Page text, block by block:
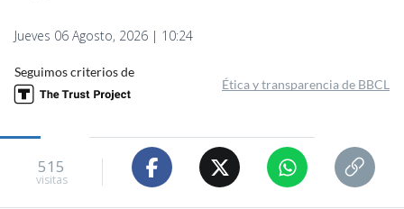
Jueves 06 Agosto, 2026 | 10:24
Seguimos criterios de
Ética y transparencia de BBCL
515
visitas